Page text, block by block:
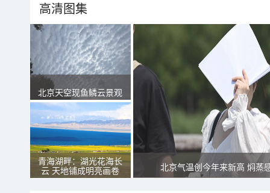
高清图集
北京天空现鱼鳞云景观
青海湖畔：湖光花海长
云 天地铺成明亮画卷
北京气温创今年来新高 焖蒸